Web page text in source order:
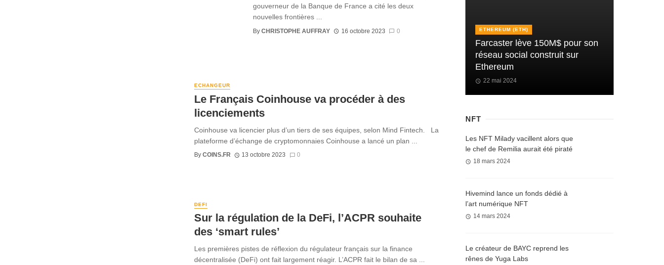
gouverneur de la Banque de France a cité les deux
nouvelles frontières ...
By CHRISTOPHE AUFFRAY 16 octobre 2023 0
ECHANGEUR
Le Français Coinhouse va procéder à des
licenciements
Coinhouse va licencier plus d’un tiers de ses équipes, selon Mind Fintech. La
plateforme d’échange de cryptomonnaies Coinhouse a lancé un plan ...
By COINS.FR 13 octobre 2023 0
DEFI
Sur la régulation de la DeFi, l’ACPR souhaite
des ‘smart rules’
Les premières pistes de réflexion du régulateur français sur la finance
décentralisée (DeFi) ont fait largement réagir. L’ACPR fait le bilan de sa ...
ETHEREUM (ETH)
Farcaster lève 150M$ pour son
réseau social construit sur
Ethereum
22 mai 2024
NFT
Les NFT Milady vacillent alors que
le chef de Remilia aurait été piraté
18 mars 2024
Hivemind lance un fonds dédié à
l’art numérique NFT
14 mars 2024
Le créateur de BAYC reprend les
rênes de Yuga Labs